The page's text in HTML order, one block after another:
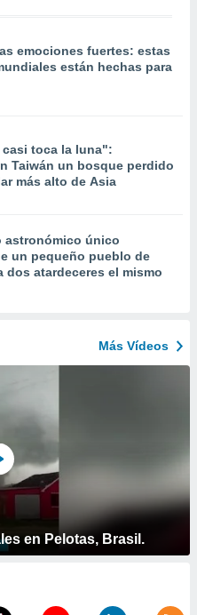
emociones fuertes: estas
están hechas para
toca la luna":
Taiwán un bosque perdido
más alto de Asia
astronómico único
un pequeño pueblo de
dos atardeceres el mismo
Más Vídeos
en Pelotas, Brasil.